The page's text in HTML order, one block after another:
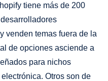
tiene más de 200
venden temas fuera de la
de opciones asciende a
para nichos
Otros son de